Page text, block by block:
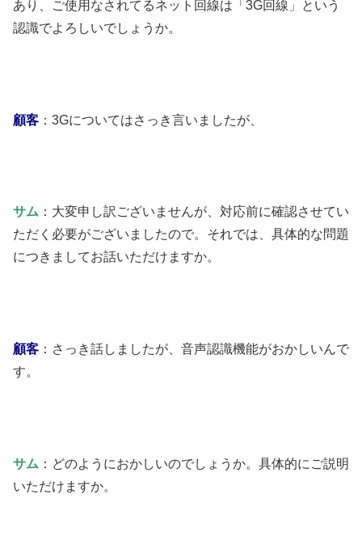
あり、ご使用なされてるネット回線は「3G回線」という
認識でよろしいでしょうか。
顧客 ：3Gについてはさっき言いましたが、
サム ：大変申し訳ございませんが、対応前に確認させてい
ただく必要がございましたので。それでは、具体的な問題
につきましてお話いただけますか。
顧客 ：さっき話しましたが、音声認識機能がおかしいんで
す。
サム ：どのようにおかしいのでしょうか。具体的にご説明
いただけますか。